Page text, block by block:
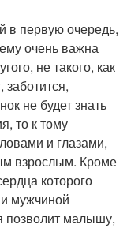
в первую очередь,
очень важна
не такого, как
не будет знать
то к тому
и глазами,
взрослым. Кроме
которого
мужчиной
позволит малышу,